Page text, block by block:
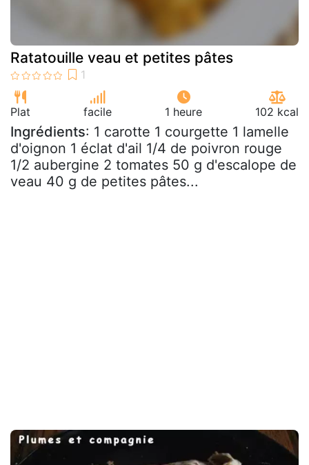
Ratatouille veau et petites pâtes
Plat facile 1 heure 102 kcal
Ingrédients: 1 carotte 1 courgette 1 lamelle
d'oignon 1 éclat d'ail 1/4 de poivron rouge
1/2 aubergine 2 tomates 50 g d'escalope de
veau 40 g de petites pâtes...